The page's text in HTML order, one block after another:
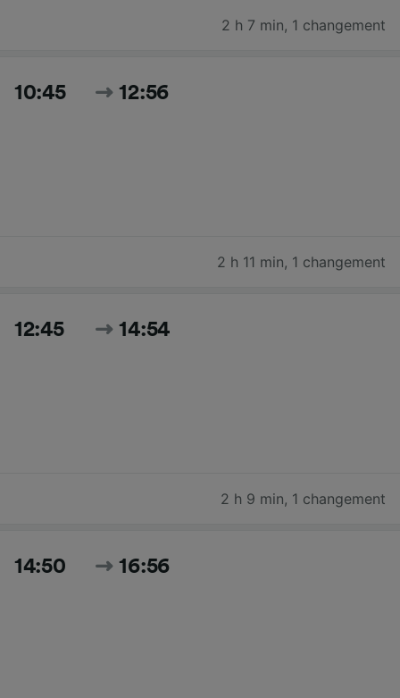
2 h 7 min, 1 changement
10:45 12:56
2 h 11 min, 1 changement
12:45 14:54
2 h 9 min, 1 changement
14:50 16:56